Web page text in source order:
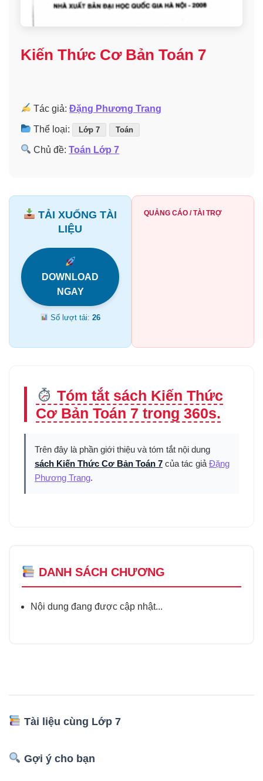
Kiến Thức Cơ Bản Toán 7
Tác giả:Đặng Phương Trang
Thể loại: Lớp 7 Toán
Chủ đề:Toán Lớp 7
TẢI XUỐNG TÀI
LIỆU
DOWNLOAD
NGAY
Số lượt tải:26
QUẢNG CÁO / TÀI TRỢ
Tóm tắt sách Kiến Thức
Cơ Bản Toán 7 trong 360s.
Trên đây là phần giới thiệu và tóm tắt nội dung
sách Kiến Thức Cơ Bản Toán 7 của tác giả Đặng
Phương Trang.
DANH SÁCH CHƯƠNG
Nội dung đang được cập nhật...
Tài liệu cùng Lớp 7
Gợi ý cho bạn